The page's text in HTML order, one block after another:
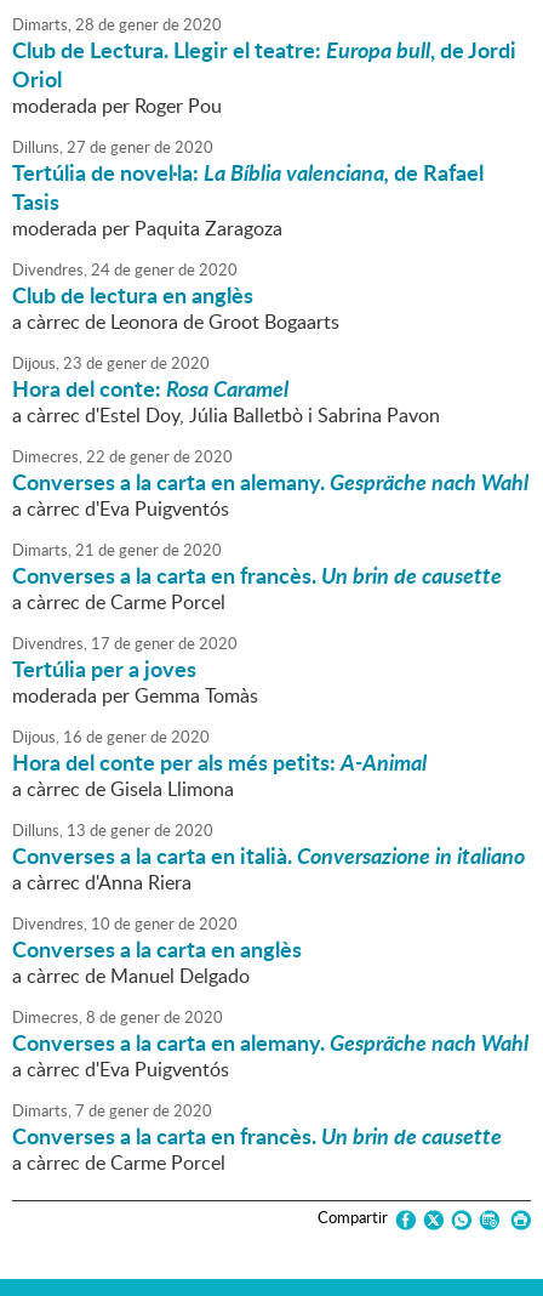
Dimarts,28 degenerde2020
Club de Lectura. Llegir el teatre:Europa bull, de Jordi
Oriol
moderada per Roger Pou
Dilluns,27 degenerde2020
Tertúlia de novel·la:La Bíblia valenciana,de Rafael
Tasis
moderada per Paquita Zaragoza
Divendres,24degenerde2020
Club de lectura en anglès
a càrrec de Leonora de Groot Bogaarts
Dijous,23 degenerde2020
Hora del conte:Rosa Caramel
a càrrec d'Estel Doy, Júlia Balletbò i Sabrina Pavon
Dimecres,22 degenerde2020
Converses a la carta en alemany.Gespräche nach Wahl
a càrrec d'Eva Puigventós
Dimarts,21 degenerde2020
Converses a la carta en francès.Un brin de causette
a càrrec de Carme Porcel
Divendres, 17 degenerde2020
Tertúlia per a joves
moderada per Gemma Tomàs
Dijous, 16 degenerde2020
Hora del conte per als més petits:A-Animal
a càrrec de Gisela Llimona
Dilluns, 13 degenerde2020
Converses a la carta en italià.Conversazione in italiano
a càrrec d'Anna Riera
Divendres, 10 degenerde2020
Converses a la carta en anglès
a càrrec de Manuel Delgado
Dimecres,8 degenerde2020
Converses a la carta en alemany.Gespräche nach Wahl
a càrrec d'Eva Puigventós
Dimarts,7 degenerde2020
Converses a la carta en francès.Un brin de causette
a càrrec de Carme Porcel
Compartir